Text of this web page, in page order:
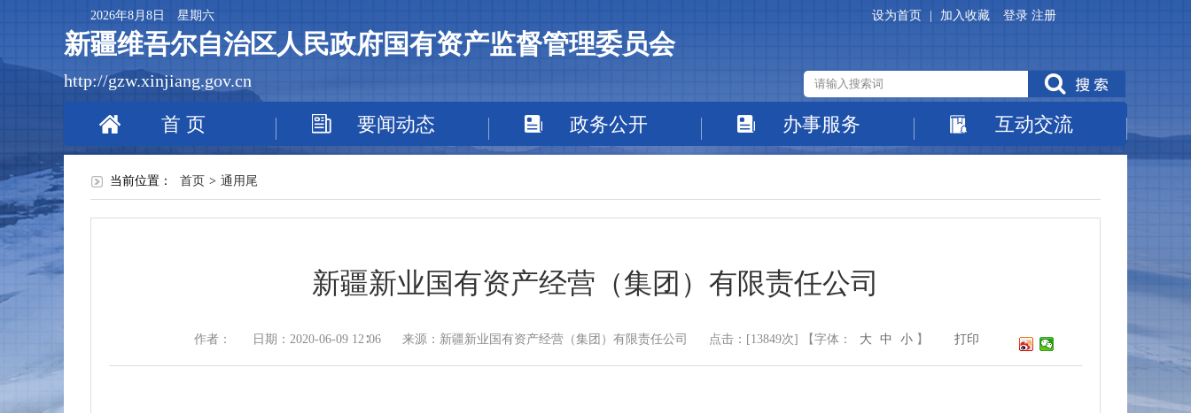
2026年8月8日 星期六 登录 注册
设为首页 加入收藏
新疆维吾尔自治区人民政府国有资产监督管理委员会
http://gzw.xinjiang.gov.cn
首 页 要闻动态 政务公开 办事服务 互动交流
当前位置： 首页 > 通用尾
新疆新业国有资产经营（集团）有限责任公司
作者： 日期：2020-06-09 12∶06 来源：新疆新业国有资产经营（集团）有限责任公司 点击：[13849次] 【字体： 大 中 小 】 打印